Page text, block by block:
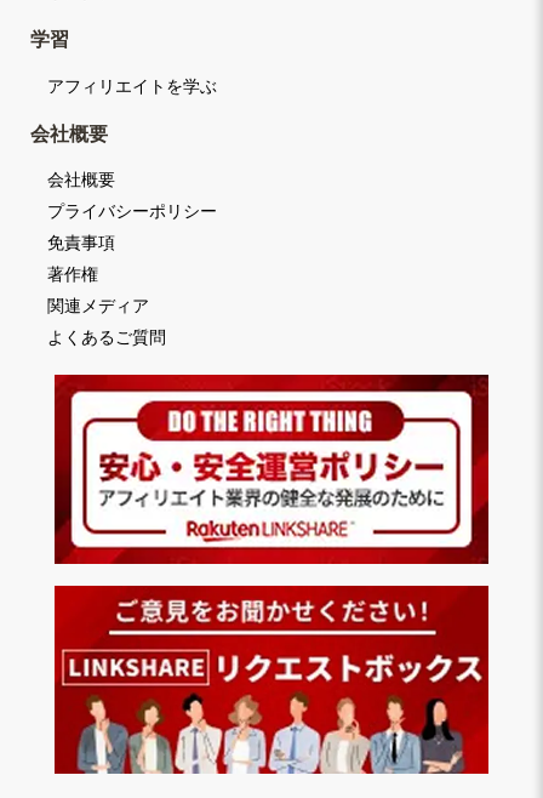
学習
アフィリエイトを学ぶ
会社概要
会社概要
プライバシーポリシー
免責事項
著作権
関連メディア
よくあるご質問